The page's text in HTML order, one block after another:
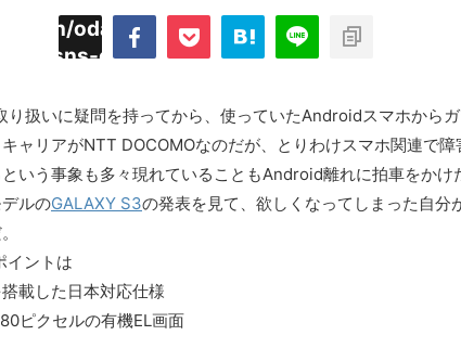
odaiji.com/public_html/blog/wp-
sns-count-cache/sns-count-
扱いに疑問を持ってから、使っていたAndroidスマホからガ
ャリアがNTT DOCOMOなのだが、とりわけスマホ関連で
いう事象も多々現れていることもAndroid離れに拍車をかけ
ルのGALAXY S3の発表を見て、欲しくなってしまった自分
イントは
載した日本対応仕様
ピクセルの有機EL画面